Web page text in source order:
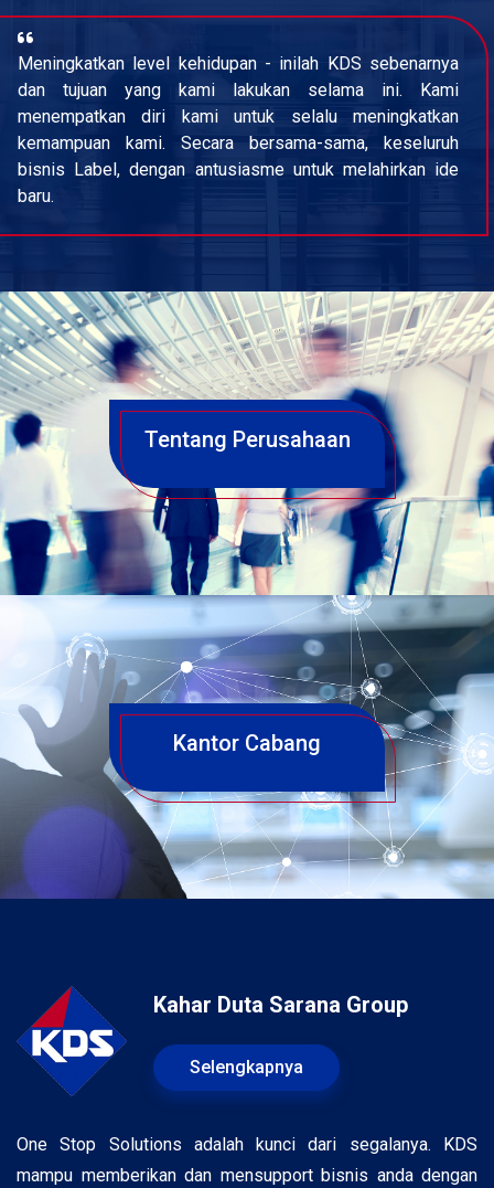
Meningkatkan level kehidupan - inilah KDS sebenarnya
dan tujuan yang kami lakukan selama ini. Kami
menempatkan diri kami untuk selalu meningkatkan
kemampuan kami. Secara bersama-sama, keseluruh
bisnis Label, dengan antusiasme untuk melahirkan ide
baru.
Tentang Perusahaan
Kantor Cabang
Kahar Duta Sarana Group
Selengkapnya
One Stop Solutions adalah kunci dari segalanya. KDS
mampu memberikan dan mensupport bisnis anda dengan